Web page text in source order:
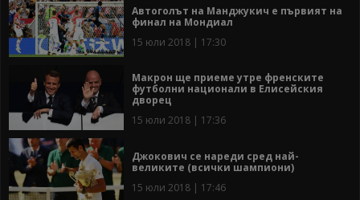
Автоголът на Манджукич е първият на
финал на Мондиал
15 юли 2018 | 17:30
Макрон ще приеме утре френските
футболни национали в Елисейския
дворец
15 юли 2018 | 17:36
Джокович се нареди сред най-
великите (всички шампиони)
15 юли 2018 | 17:46